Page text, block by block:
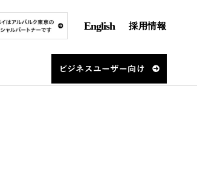
English 採用情報